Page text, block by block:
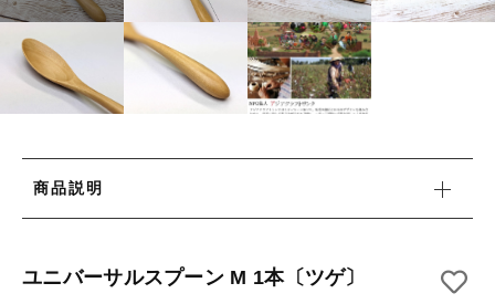
商品説明
ユニバーサルスプーン M 1本〔ツゲ〕
タオル/ハンカチ
国産［奥会津］かごバッグ
カトラリー/食器
ファッション
雑貨
国産［奥会津］かごバッグ
カトラリー/食器
布ナプキン
その他
在庫あり セール